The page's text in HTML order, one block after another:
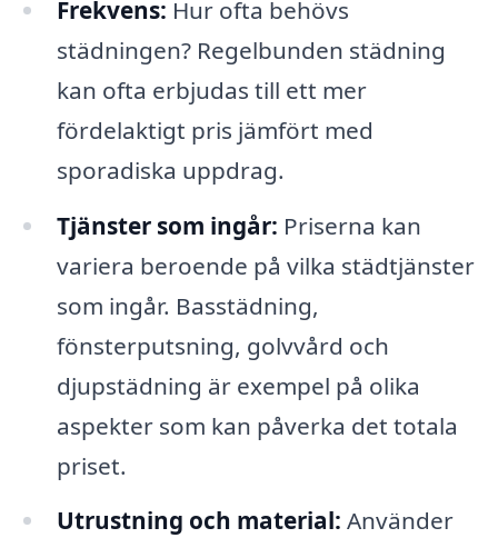
Frekvens: Hur ofta behövs
städningen? Regelbunden städning
kan ofta erbjudas till ett mer
fördelaktigt pris jämfört med
sporadiska uppdrag.
Tjänster som ingår: Priserna kan
variera beroende på vilka städtjänster
som ingår. Basstädning,
fönsterputsning, golvvård och
djupstädning är exempel på olika
aspekter som kan påverka det totala
priset.
Utrustning och material: Använder